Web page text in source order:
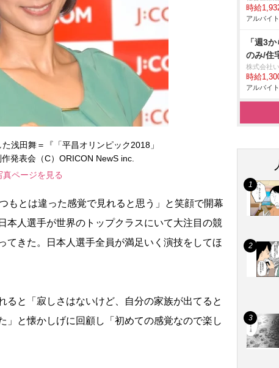
浅田舞＝『「平昌オリンピック2018」
発表会（C）ORICON NewS inc.
真ページを見る
とは違った感覚で見れると思う」と笑顔で開幕
本人選手が世界のトップクラスにいて大注目の競
てきた。日本人選手全員が満足いく演技をしてほ
と「寂しさはないけど、自分の家族が出てると
」と懐かしげに回顧し「初めての感覚なので楽し
時給
アルバイ
「週3
のみ/住
株式会社
時給
アルバイ